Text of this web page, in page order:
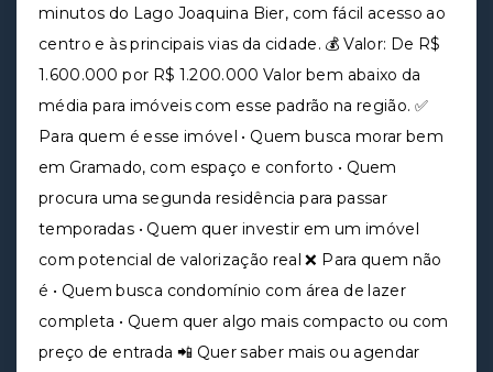
minutos do Lago Joaquina Bier, com fácil acesso ao
centro e às principais vias da cidade. 💰 Valor: De R$
1.600.000 por R$ 1.200.000 Valor bem abaixo da
média para imóveis com esse padrão na região. ✅
Para quem é esse imóvel • Quem busca morar bem
em Gramado, com espaço e conforto • Quem
procura uma segunda residência para passar
temporadas • Quem quer investir em um imóvel
com potencial de valorização real ❌ Para quem não
é • Quem busca condomínio com área de lazer
completa • Quem quer algo mais compacto ou com
preço de entrada 📲 Quer saber mais ou agendar